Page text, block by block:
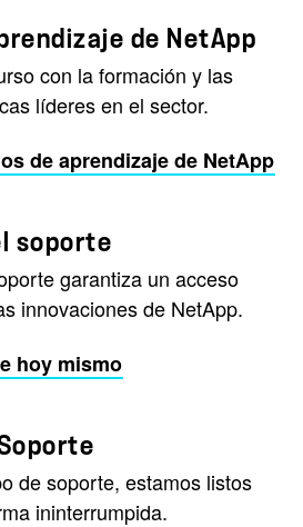
de NetApp
con la formación y las
líderes en el sector.
de aprendizaje de NetApp
soporte
garantiza un acceso
innovaciones de NetApp.
hoy mismo
de soporte, estamos listos
ininterrumpida.